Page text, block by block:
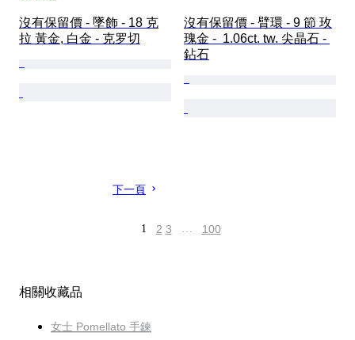
沒有保留價 - 墜飾 - 18 克
拉 黃金, 白金 - 克罗切
沒有保留價 - 臂環 - 9 節 玫
瑰金 -  1.06ct. tw. 尖晶石 -
鉆石
下一頁
1 2 3 … 100
相關收藏品
女士 Pomellato 手鍊